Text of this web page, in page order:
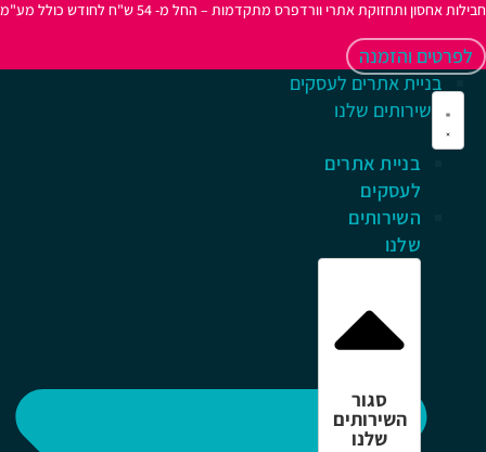
אחסון ותחזוקת אתרי וורדפרס מתקדמות – החל מ- 54 ש"ח לחודש כולל מע"מ
לפרטים והזמנה
בניית אתרים
לעסקים
השירותים
שלנו
סגור
השירותים
שלנו
בניית אתרים לעסקים
השירותים שלנו